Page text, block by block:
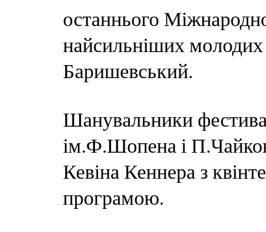
останнього
найсильніших молодих
Баришевський.
Шанувальники
ім.Ф.Шопена і
Кевіна Кеннера з
програмою.